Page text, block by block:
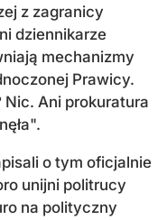
z zagranicy
dziennikarze
mechanizmy
Prawicy.
Nic. Ani prokuratura
o tym oficjalnie
unijni politrucy
na polityczny